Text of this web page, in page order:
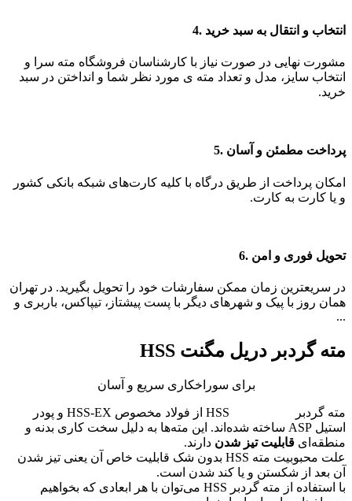
انتخاب و انتقال به سبد خرید .4
مشورت نهایی در صورت نیاز با کارشناسان فروشگاه مته سرا و
انتخاب سایز، مدل و تعداد مته ی مورد نظر شما و انداختن در سبد
خرید.
پرداخت مطمئن و آسان .5
امکان پرداخت از طریق درگاه با کلیه کارت‌های شبکه بانکی کشور
و یا کارت به کارت.
تحویل فوری و امن .6
در سریعترین زمان ممکن سفارشات خود را تحویل بگیرید. در تهران
همان روز با پیک و شهرهای دیگر با پست پیشتاز، تیپاکس، باربری و
...
مته‌ گردبر دریل مگنت HSS
برای سوراخکاری سریع و آسان
مته‌ گردبر
HSS از فولاد مخصوص HSS-EX و پودر
استیل ASP ساخته شده‌اند. این مته‌ها به دلیل سخت کاری بدنه و
منطقه‌ای قابلیت تیز شدن دارند.
علت محبوبیت مته HSS بدون شک قابلیت خاص آن یعنی تیز شدن
آن بعد از شکستن و یا کند شدن است.
با استفاده از مته گردبر HSS می‌توان با هر ابعادی که بخواهیم